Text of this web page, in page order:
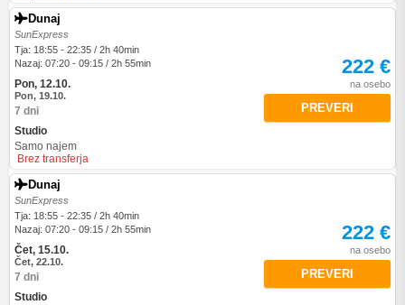
Dunaj
SunExpress
Tja: 18:55 - 22:35 / 2h 40min
Nazaj: 07:20 - 09:15 / 2h 55min
Pon, 12.10.
Pon, 19.10.
7 dni
Studio
Samo najem
Brez transferja
222 €
na osebo
PREVERI
Dunaj
SunExpress
Tja: 18:55 - 22:35 / 2h 40min
Nazaj: 07:20 - 09:15 / 2h 55min
Čet, 15.10.
Čet, 22.10.
7 dni
Studio
222 €
na osebo
PREVERI